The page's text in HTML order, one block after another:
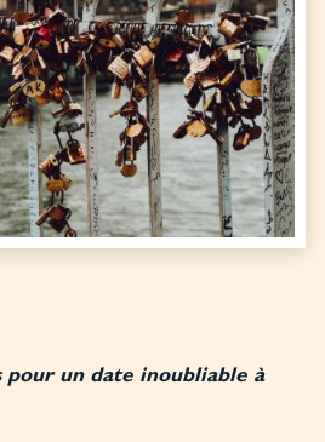
pour un date inoubliable à